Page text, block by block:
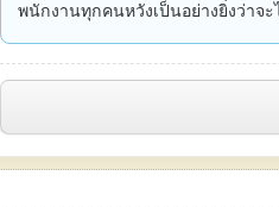
พนักงานทุกคนหวังเป็นอย่างยิ่งว่าจ